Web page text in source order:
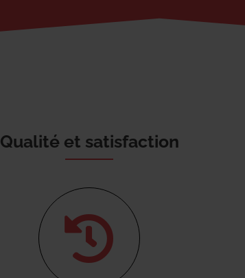
Qualité et satisfaction